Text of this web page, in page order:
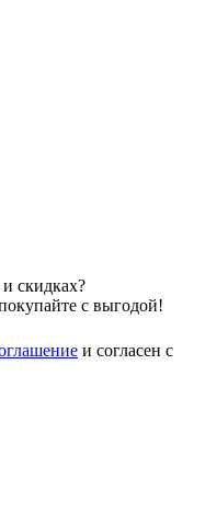
скидках?
с выгодой!
и согласен с